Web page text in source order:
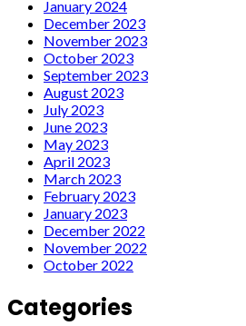
January 2024
December 2023
November 2023
October 2023
September 2023
August 2023
July 2023
June 2023
May 2023
April 2023
March 2023
February 2023
January 2023
December 2022
November 2022
October 2022
Categories